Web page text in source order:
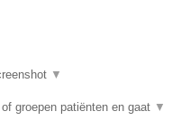
▼
groepen patiënten en gaat ▼